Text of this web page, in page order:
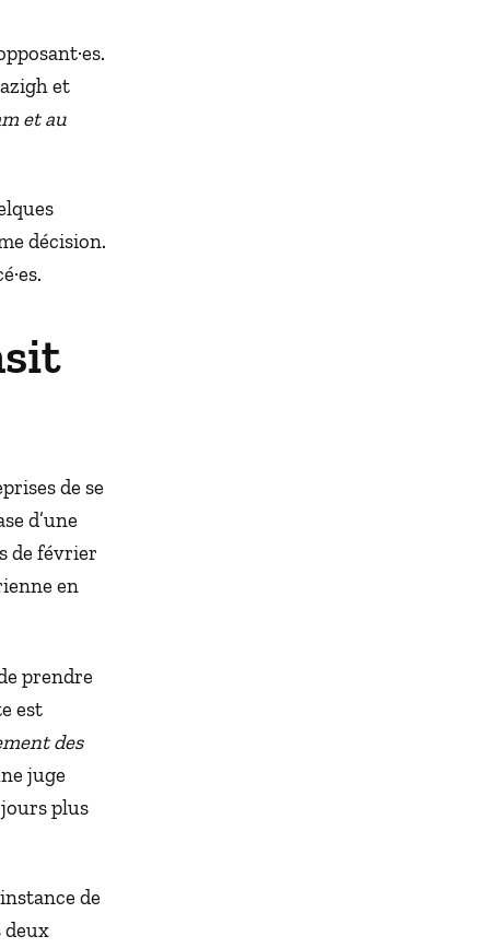
et
et au
décision.
de se
d’une
de février
en
prendre
est
des
juge
plus
de
deux